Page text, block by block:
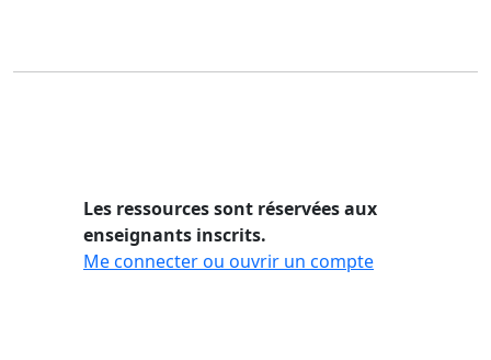
Les ressources sont réservées aux
enseignants inscrits.
Me connecter ou ouvrir un compte